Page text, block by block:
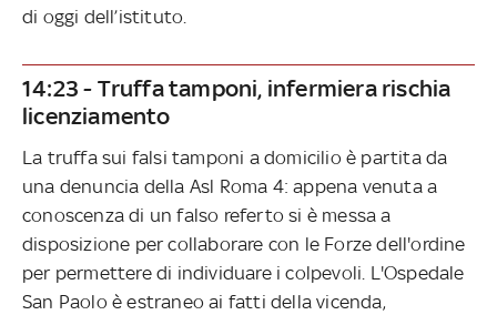
di oggi dell’istituto.
14:23 - Truffa tamponi, infermiera rischia
licenziamento
La truffa sui falsi tamponi a domicilio è partita da
una denuncia della Asl Roma 4: appena venuta a
conoscenza di un falso referto si è messa a
disposizione per collaborare con le Forze dell'ordine
per permettere di individuare i colpevoli. L'Ospedale
San Paolo è estraneo ai fatti della vicenda,